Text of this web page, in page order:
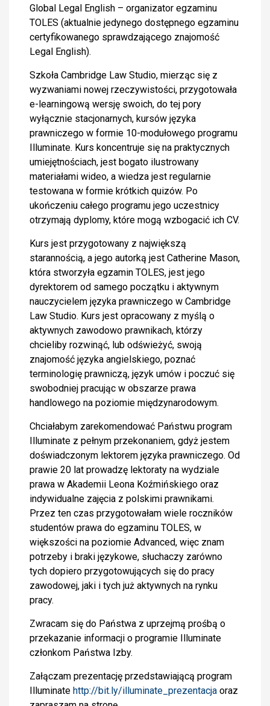
Global Legal English – organizator egzaminu
TOLES (aktualnie jedynego dostępnego egzaminu
certyfikowanego sprawdzającego znajomość
Legal English).
Szkoła Cambridge Law Studio, mierząc się z
wyzwaniami nowej rzeczywistości, przygotowała
e-learningową wersję swoich, do tej pory
wyłącznie stacjonarnych, kursów języka
prawniczego w formie 10-modułowego programu
Illuminate. Kurs koncentruje się na praktycznych
umiejętnościach, jest bogato ilustrowany
materiałami wideo, a wiedza jest regularnie
testowana w formie krótkich quizów. Po
ukończeniu całego programu jego uczestnicy
otrzymają dyplomy, które mogą wzbogacić ich CV.
Kurs jest przygotowany z największą
starannością, a jego autorką jest Catherine Mason,
która stworzyła egzamin TOLES, jest jego
dyrektorem od samego początku i aktywnym
nauczycielem języka prawniczego w Cambridge
Law Studio. Kurs jest opracowany z myślą o
aktywnych zawodowo prawnikach, którzy
chcieliby rozwinąć, lub odświeżyć, swoją
znajomość języka angielskiego, poznać
terminologię prawniczą, język umów i poczuć się
swobodniej pracując w obszarze prawa
handlowego na poziomie międzynarodowym.
Chciałabym zarekomendować Państwu program
Illuminate z pełnym przekonaniem, gdyż jestem
doświadczonym lektorem języka prawniczego. Od
prawie 20 lat prowadzę lektoraty na wydziale
prawa w Akademii Leona Koźmińskiego oraz
indywidualne zajęcia z polskimi prawnikami.
Przez ten czas przygotowałam wiele roczników
studentów prawa do egzaminu TOLES, w
większości na poziomie Advanced, więc znam
potrzeby i braki językowe, słuchaczy zarówno
tych dopiero przygotowujących się do pracy
zawodowej, jaki i tych już aktywnych na rynku
pracy.
Zwracam się do Państwa z uprzejmą prośbą o
przekazanie informacji o programie Illuminate
członkom Państwa Izby.
Załączam prezentację przedstawiającą program
Illuminate http://bit.ly/illuminate_prezentacja oraz